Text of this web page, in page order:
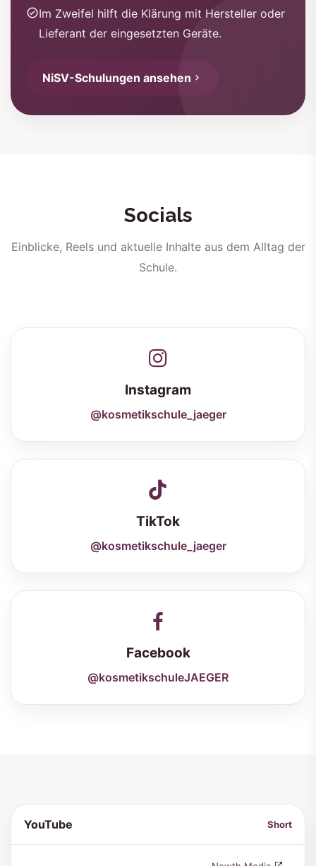
Im Zweifel hilft die Klärung mit Hersteller oder
Lieferant der eingesetzten Geräte.
NiSV-Schulungen ansehen
Socials
Einblicke, Reels und aktuelle Inhalte aus dem Alltag der
Schule.
Instagram
@kosmetikschule_jaeger
TikTok
@kosmetikschule_jaeger
Facebook
@kosmetikschuleJAEGER
YouTube Short